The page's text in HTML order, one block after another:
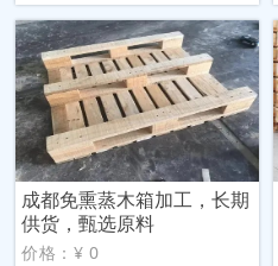
成都免熏蒸木箱加工，长期
供货，甄选原料
价格：¥ 0